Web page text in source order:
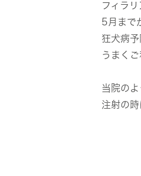
フィラリ
5月まで
狂犬病予
うまくご
当院の
注射の時